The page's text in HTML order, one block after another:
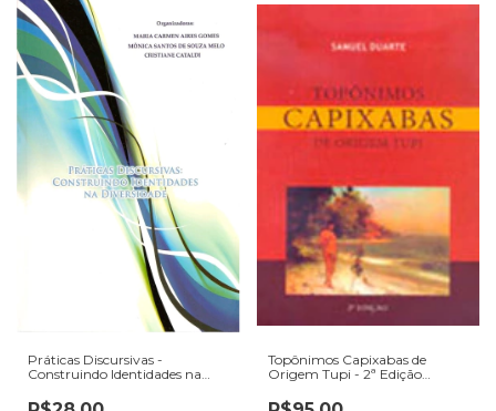
Práticas Discursivas -
Construindo Identidades na
Carmen Aires Gomes / Mônica
Topônimos Capixabas de
Origem Tupi - 2ª Edição
Autor - Autor: Samuel